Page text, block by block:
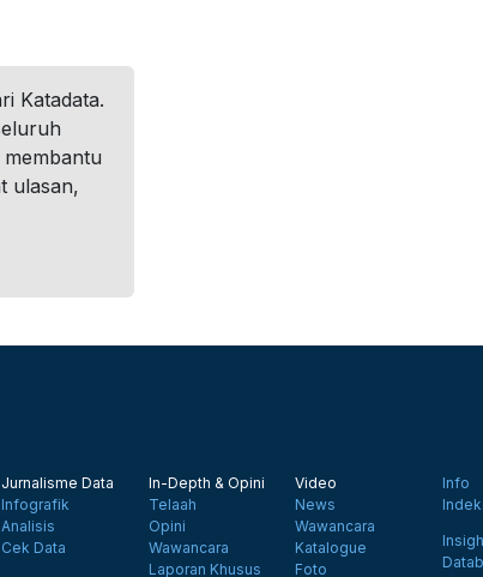
Katadata.
ulasan,
Jurnalisme Data
Infografik
Analisis
Cek Data
In-Depth & Opini
Telaah
Opini
Wawancara
Laporan Khusus
Video
News
Wawancara
Katalogue
Foto
Info